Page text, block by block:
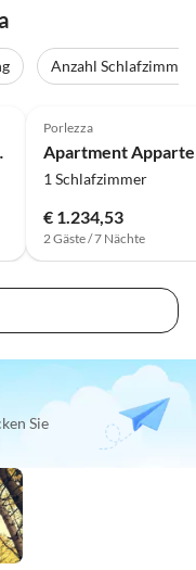
Anzahl Schlafzimmer
Porlezza
1 Schlafzimmer
€ 1.234,53
2 Gäste / 7 Nächte
Sie